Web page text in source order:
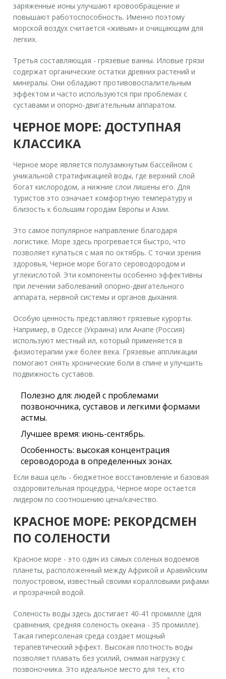
заряженные ионы улучшают кровообращение и
повышают работоспособность. Именно поэтому
морской воздух считается «живым» и очищающим для
легких.
Третья составляющая - грязевые ванны. Иловые грязи
содержат органические остатки древних растений и
минералы. Они обладают противовоспалительным
эффектом и часто используются при проблемах с
суставами и опорно-двигательным аппаратом.
ЧЕРНОЕ МОРЕ: ДОСТУПНАЯ
КЛАССИКА
Черное море являетсяполузамкнутым бассейном с
уникальной стратификацией воды, где верхний слой
богат кислородом, а нижние слои лишены его. Для
туристов это означает комфортную температуру и
близость к большим городам Европы и Азии.
Это самое популярное направление благодаря
логистике. Море здесь прогревается быстро, что
позволяет купаться с мая по октябрь. С точки зрения
здоровья, Черное море богато сероводородом и
углекислотой. Эти компоненты особенно эффективны
при лечении заболеваний опорно-двигательного
аппарата, нервной системы и органов дыхания.
Особую ценность представляют грязевые курорты.
Например, в Одессе (Украина) или Анапе (Россия)
используют местный ил, который применяется в
физиотерапии уже более века. Грязевые аппликации
помогают снять хронические боли в спине и улучшить
подвижность суставов.
Полезно для: людей с проблемами
позвоночника, суставов и легкими формами
астмы.
Лучшее время: июнь-сентябрь.
Особенность: высокая концентрация
сероводорода в определенных зонах.
Если ваша цель - бюджетное восстановление и базовая
оздоровительная процедура, Черное море остается
лидером по соотношению цена/качество.
КРАСНОЕ МОРЕ: РЕКОРДСМЕН
ПО СОЛЕНОСТИ
Красное море - это один из самых соленых водоемов
планеты, расположенный между Африкой и Аравийским
полуостровом, известный своими коралловыми рифами
и прозрачной водой.
Соленость воды здесь достигает 40-41 промилле (для
сравнения, средняя соленость океана - 35 промилле).
Такая гиперсоленая среда создает мощный
терапевтический эффект. Высокая плотность воды
позволяет плавать без усилий, снимая нагрузку с
позвоночника. Это идеальное место для тех, кто